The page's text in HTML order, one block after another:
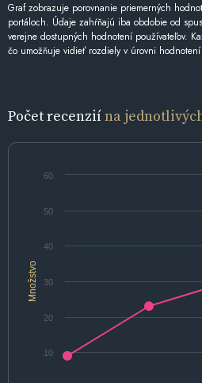
Graf zobrazuje porovnanie priemerných
portáloch. Údaje zahŕňajú iba obdobie od
verejne dostupných hodnotení používateľov.
čo umožňuje vidieť rozdiely v úrovni
Počet recenziína
Množstvo
10
20
30
40
50
60